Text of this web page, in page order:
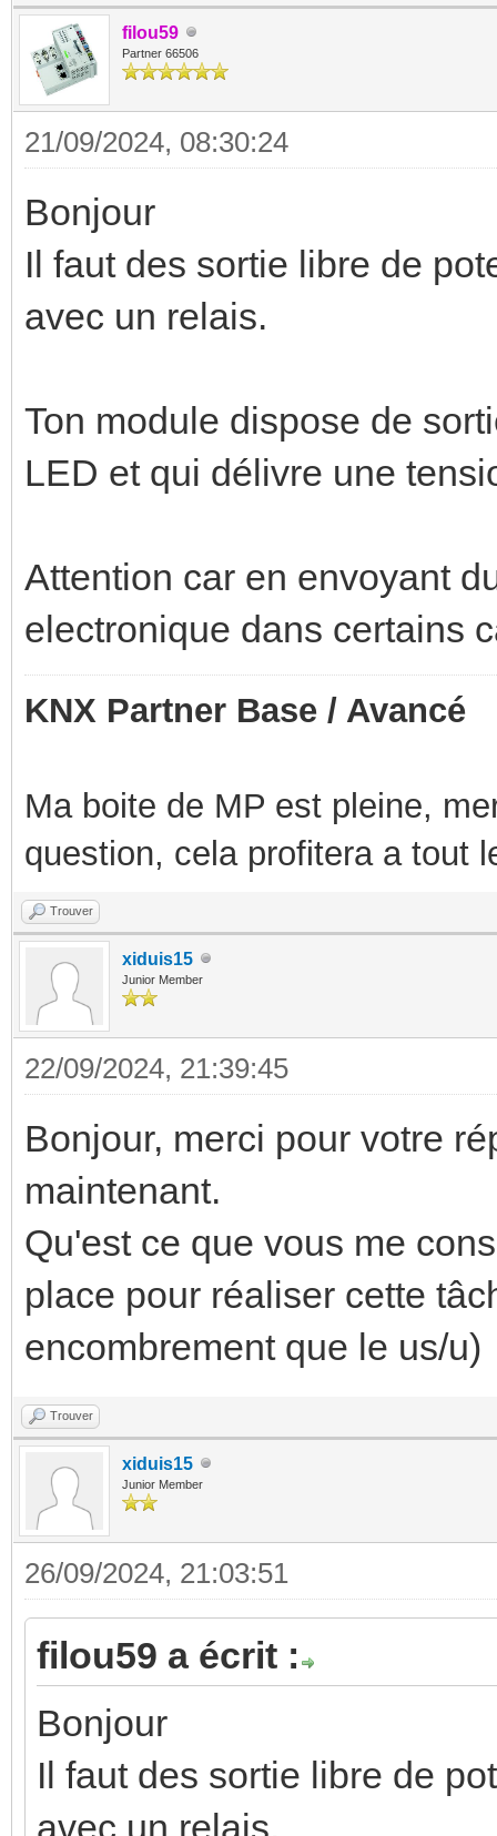
filou59
Partner 66506
21/09/2024, 08:30:24
Bonjour
Il faut des sortie libre de
avec un relais.
Ton module dispose de
LED et qui délivre une
Attention car en envoyant
electronique dans certains
KNX Partner Base / Avancé
Ma boite de MP est pleine,
question, cela profitera a tout
Trouver
xiduis15
Junior Member
22/09/2024, 21:39:45
Bonjour, merci pour votre
maintenant.
Qu'est ce que vous me
place pour réaliser cette
encombrement que le us/u)
Trouver
xiduis15
Junior Member
26/09/2024, 21:03:51
filou59 a écrit :
Bonjour
Il faut des sortie libre de
avec un relais.